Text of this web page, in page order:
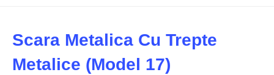
Scara Metalica Cu Trepte
Metalice (Model 17)